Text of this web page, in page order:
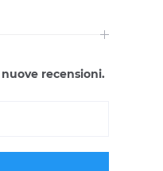
recensioni.